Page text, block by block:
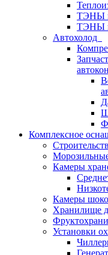
ТЭНЫ
ТЭНЫ
Автохолод
Комплексное
Камеры
Камеры
Хранилище
Установки